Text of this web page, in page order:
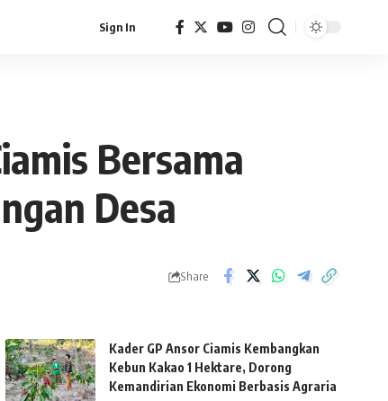
Sign In
Bersama
Desa
Share
Kader GP Ansor Ciamis Kembangkan
Kebun Kakao 1 Hektare, Dorong
Kemandirian Ekonomi Berbasis Agraria